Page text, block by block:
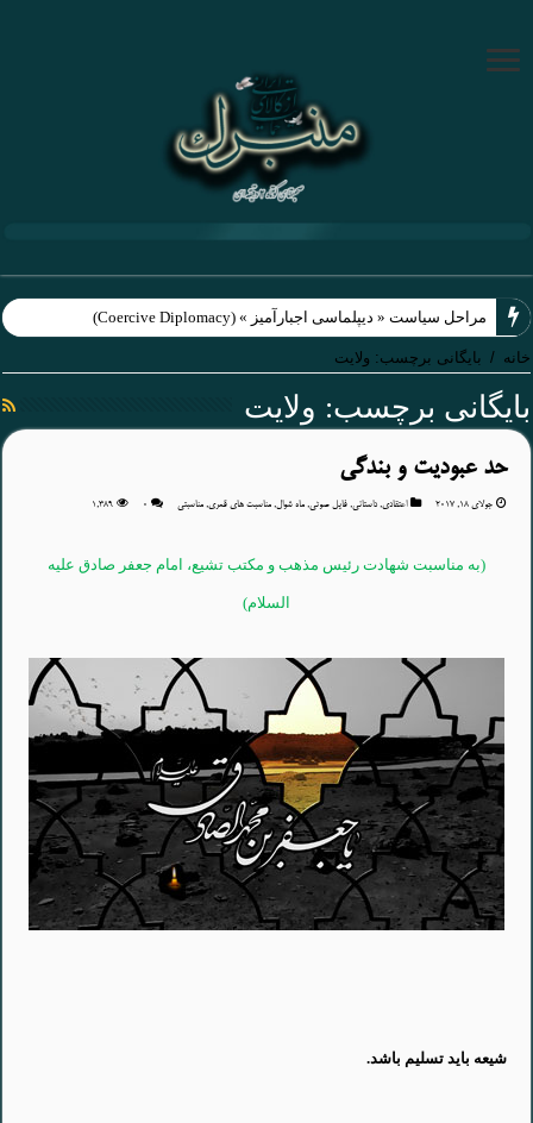
چرایی کمک به محو
خانه / بایگانی برچسب: ولایت
بایگانی برچسب: ولایت
حد عبودیت و بندگی
جولای 18, 2017 اعتقادی,داستانی,فایل صوتی,ماه شوال,مناسبت های قمری,مناسبتی ۰ 1,389
(به مناسبت شهادت رئیس مذهب و مکتب تشیع، امام جعفر صادق علیه
السلام)
شیعه باید تسلیم باشد.